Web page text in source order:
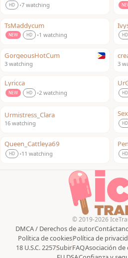
HD •7 watching
TsMaddycum
NEW HD •1 watching HD
LIVE
GorgeousHotCum
3 watching 3
Lyricca
NEW HD •2 watching HD
Urmistress_Clara
16 watching HD
Queen_Cattleya69
HD •11 watching HD
© 2019-2026
DMCA / Derechos de autor
Política de cookiesPolítica de
18 U.S.C. 2257SubirFAQAsociación